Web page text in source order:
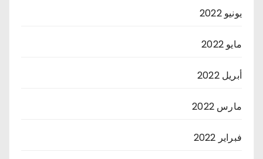
يونيو 2022
مايو 2022
أبريل 2022
مارس 2022
فبراير 2022